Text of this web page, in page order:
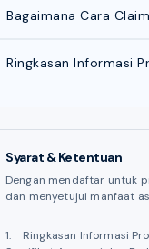
Bagaimana Cara
Ringkasan Informasi
Syarat & Ketentuan
Dengan mendaftar untuk
dan menyetujui manfaat
1. Ringkasan Informasi